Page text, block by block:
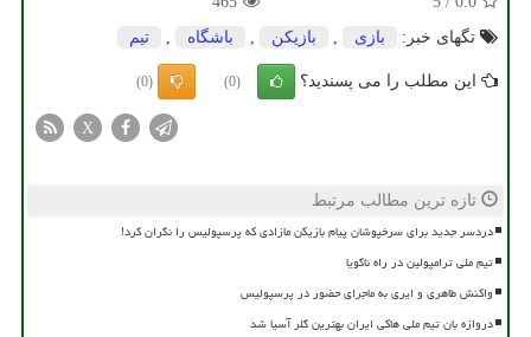
تگهای خبر:
بازی بازیكن باشگاه تیم
این مطلب را می پسندید؟ (0)
(0)
X
تازه ترین مطالب مرتبط
دردسر جدید برای سرخپوشان پیام بازیکن مازادی که پرسپولیس را نگران کرد!
تیم ملی ترامپولین در راه ناگویا
واکنش طاهری و ایری به ماجرای حضور در پرسپولیس
دروازه بان تیم ملی هاکی ایران بهترین گلر آسیا شد